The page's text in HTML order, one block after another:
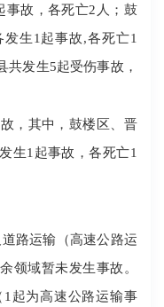
事故，各死亡2人；鼓
生1起事故,各死亡1
共发生5起受伤事故，
，其中，鼓楼区、晋
生1起事故，各死亡1
路运输（高速公路运
领域暂未发生事故。
起为高速公路运输事